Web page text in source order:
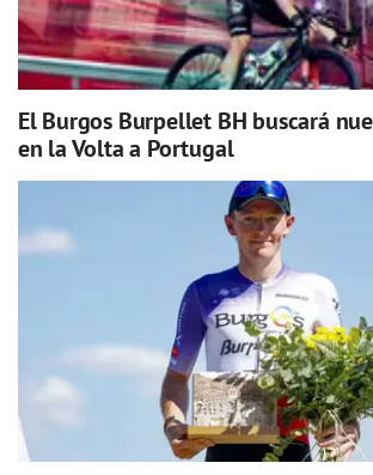
El Burgos Burpellet BH buscará
en la Volta a Portugal